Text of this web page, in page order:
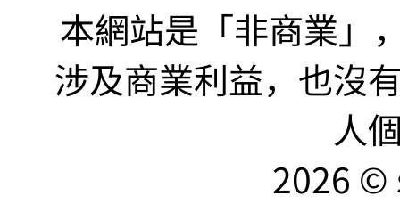
本網站是「非商業
涉及商業利益，也沒
人
2026 ©